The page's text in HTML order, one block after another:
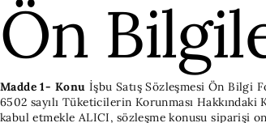
Ön
Madde 1- Konu İşbu Satış Sözleşmesi Ön Bilgi
6502 sayılı Tüketicilerin Korunması
kabul etmekle ALICI, sözleşme konusu siparişi